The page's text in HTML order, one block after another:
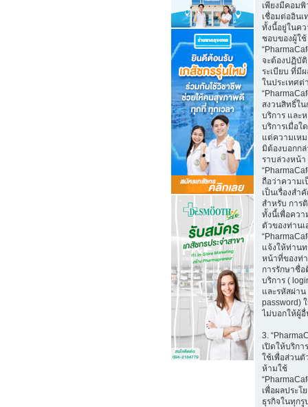
เพียงมีคอมพิ
เชื่อมต่ออินเ
ทั้งนี้อยู่ในค
ชอบของผู้ใช้
จะต้องปฏิบั
ระเบียบ ที่มี
ในประเทศต่
สงวนสิทธิ์ใน
บริการ และ
บริการเมื่อใ
แต่ความเห
มิต้องบอกก
ราบล่วงหน้า
ถือว่าความ
เป็นเรื่องสำ
สำหรับ การ
ทั้งนี้เพื่อควา
ตัวของท่านเ
แจ้งให้ท่าน
หน้าที่ของท่า
การรักษาชื่
บริการ (
และรหัสผ่าน
password)
ไม่บอกให้ผู้
3.
เปิดให้บริกา
ใช้เพื่อส่วนตั
ห้ามใช้
เพื่อผลประโ
ธุรกิจในทุก